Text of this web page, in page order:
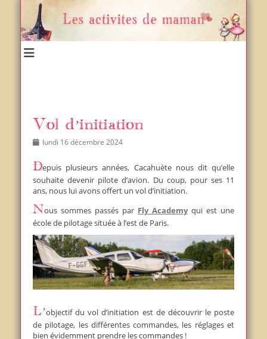
Vol d’initiation
Postedlundi 16 décembre 2024
Depuis plusieurs années, Cacahuète nous dit qu’elle
souhaite devenir pilote d’avion. Du coup, pour ses 11
ans, nous lui avons offert un vol d’initiation.
Nous sommes passés par Fly Academyqui est une
école de pilotage située à l’est de Paris.
L’objectif du vol d’initiation est de découvrir le poste
de pilotage, les différentes commandes, les réglages et
bien évidemment prendre les commandes !